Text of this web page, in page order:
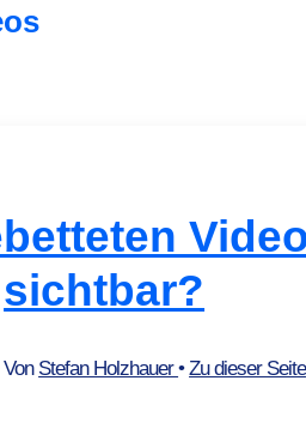
sichtbar?
Von Stefan Holzhauer•Zu dieser Seite